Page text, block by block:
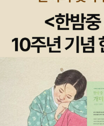
보면 자꾸 같이 밥이 먹고 싶어
을 나누고 싶어져요. p233나
다. 누구하고 나를 비교하지 않
그리고 그런 사람들을 만나고
기분이 좋아지고 행복해지고
처럼 밥을 나눠 먹고 정을 붙이
가 보다.내게 가장 소중한 식사
들과의 남아있는 모든 식사들